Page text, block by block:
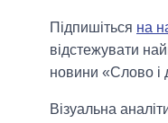
Підпишіться на
відстежувати
новини «Слово і
Візуальна